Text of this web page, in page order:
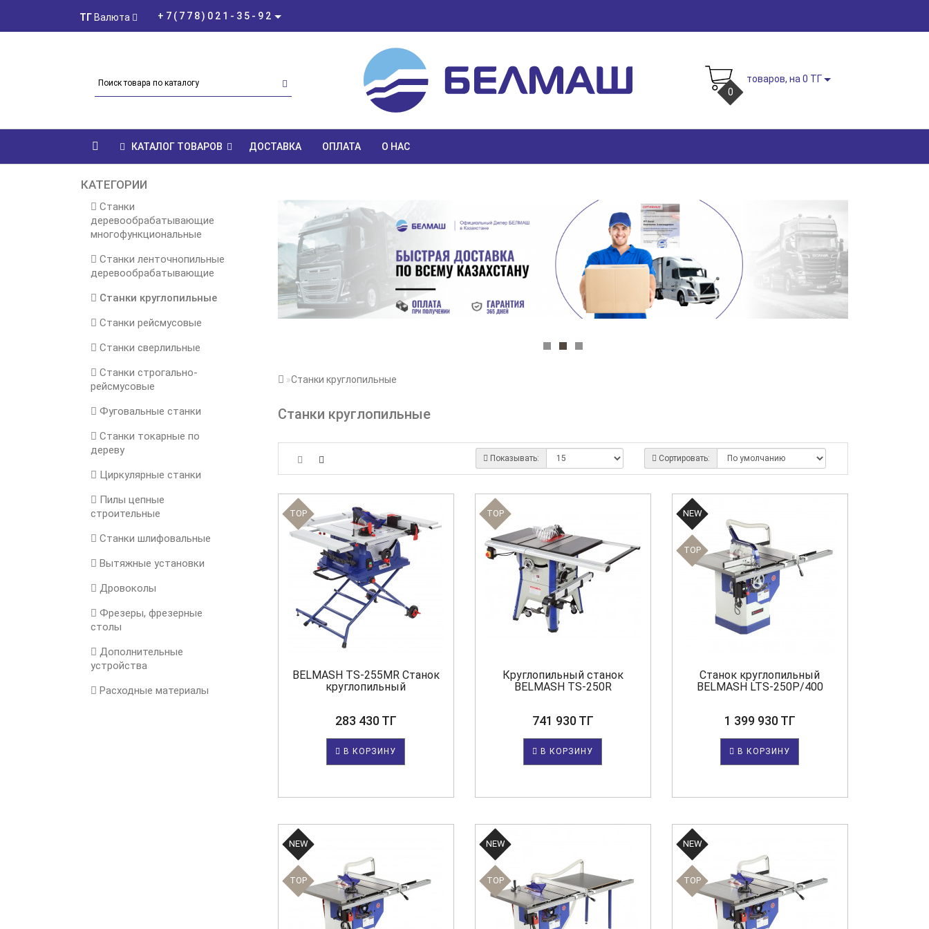
ТГ Валюта +7(778)021-35-92
0
товаров, на 0 ТГ
КАТАЛОГ ТОВАРОВ ДОСТАВКА ОПЛАТА О НАС
КАТЕГОРИИ
Станки
деревообрабатывающие
многофункциональные
Станки ленточнопильные
деревообрабатывающие
Станки круглопильные
Станки рейсмусовые
Станки сверлильные
Станки строгально-
рейсмусовые
Фуговальные станки
Станки токарные по
дереву
Циркулярные станки
Пилы цепные
строительные
Станки шлифовальные
Вытяжные установки
Дровоколы
Фрезеры, фрезерные
столы
Дополнительные
устройства
Расходные материалы
Станки круглопильные
Станки круглопильные
Сортировать:
Показывать:
TOP
BELMASH TS-255MR Станок
круглопильный
283 430 ТГ
В КОРЗИНУ
TOP
Круглопильный станок
BELMASH TS-250R
741 930 ТГ
В КОРЗИНУ
NEW
TOP
Станок круглопильный
BELMASH LTS-250P/400
1 399 930 ТГ
В КОРЗИНУ
NEW
TOP
NEW
TOP
NEW
TOP